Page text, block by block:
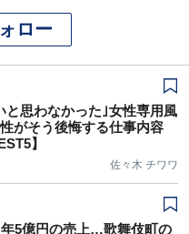
ロー
と思わなかった｣女性専用風
がそう後悔する仕事内容
】
佐々木 チワワ
年5億円の売上…歌舞伎町の